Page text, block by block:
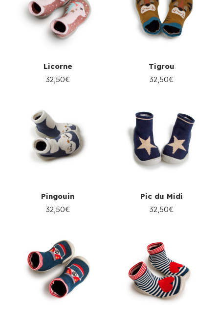
Licorne
32,50€
Tigrou
32,50€
Pingouin
32,50€
Pic du Midi
32,50€